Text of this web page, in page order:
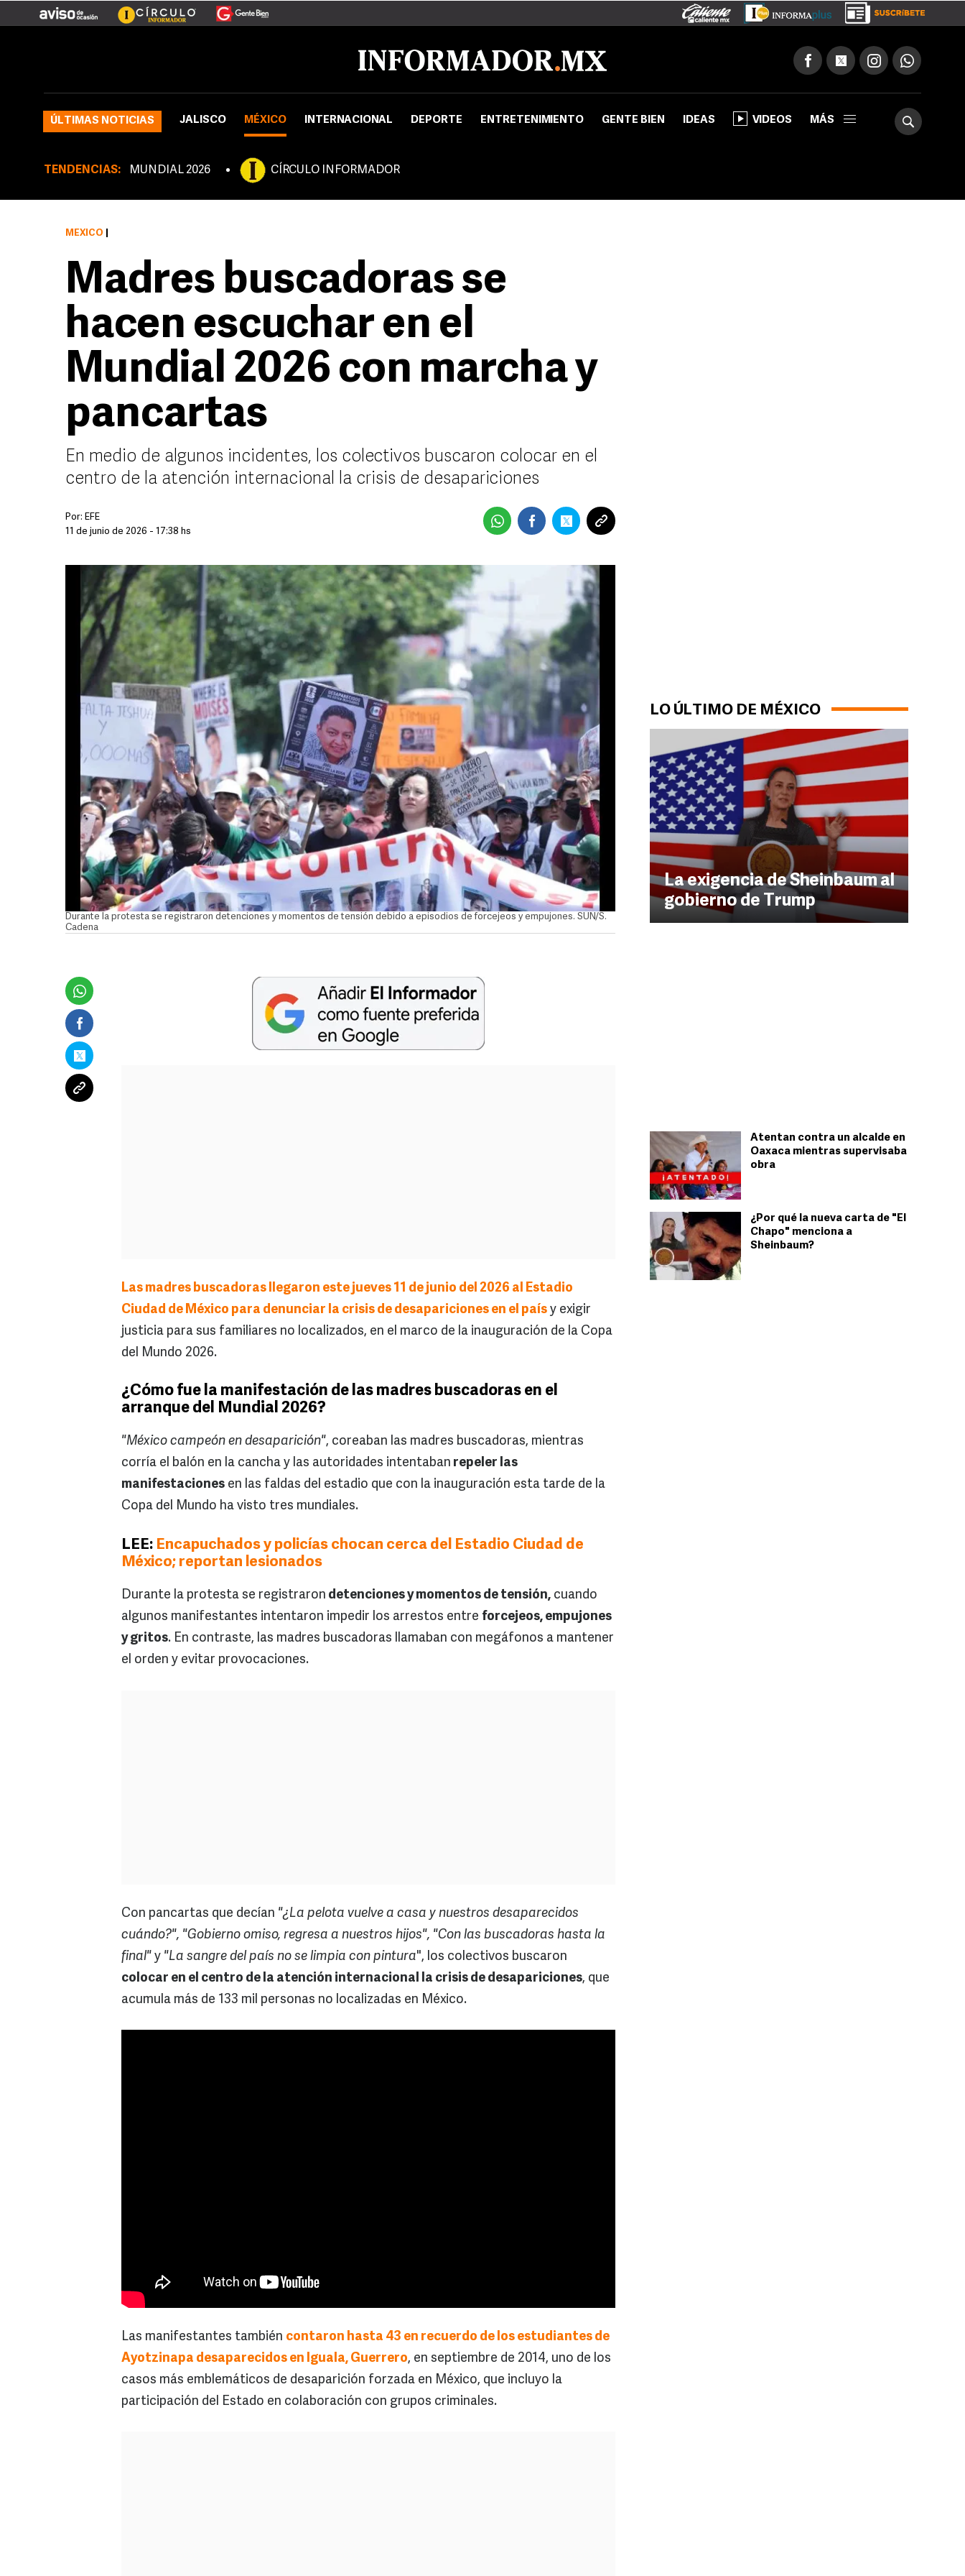
ÚLTIMAS NOTICIAS JALISCO MÉXICO INTERNACIONAL DEPORTE ENTRETENIMIENTO GENTE BIEN IDEAS VIDEOS MÁS
TENDENCIAS: MUNDIAL 2026 CÍRCULO INFORMADOR
LO ÚLTIMO DE MÉXICO
La exigencia de Sheinbaum al
gobierno de Trump
Atentan contra un alcalde en
Oaxaca mientras supervisaba
obra
¿Por qué la nueva carta de "El
Chapo" menciona a
Sheinbaum?
MÉXICO
Madres buscadoras se
hacen escuchar en el
Mundial 2026 con marcha y
pancartas
En medio de algunos incidentes, los colectivos buscaron colocar en el
centro de la atención internacional la crisis de desapariciones
Por: EFE
11 de junio de 2026 - 17:38 hs
Durante la protesta se registraron detenciones y momentos de tensión debido a episodios de forcejeos y empujones. SUN/S.
Cadena
Las madres buscadoras llegaron este jueves 11 de junio del 2026 al Estadio
Ciudad de México para denunciar la crisis de desapariciones en el país y exigir
justicia para sus familiares no localizados, en el marco de la inauguración de la Copa
del Mundo 2026.
¿Cómo fue la manifestación de las madres buscadoras en el
arranque del Mundial 2026?
"México campeón en desaparición", coreaban las madres buscadoras, mientras
corría el balón en la cancha y las autoridades intentaban repeler las
manifestaciones en las faldas del estadio que con la inauguración esta tarde de la
Copa del Mundo ha visto tres mundiales.
LEE: Encapuchados y policías chocan cerca del Estadio Ciudad de
México; reportan lesionados
Durante la protesta se registraron detenciones y momentos de tensión, cuando
algunos manifestantes intentaron impedir los arrestos entre forcejeos, empujones
y gritos. En contraste, las madres buscadoras llamaban con megáfonos a mantener
el orden y evitar provocaciones.
Con pancartas que decían "¿La pelota vuelve a casa y nuestros desaparecidos
cuándo?", "Gobierno omiso, regresa a nuestros hijos", "Con las buscadoras hasta la
final" y "La sangre del país no se limpia con pintura", los colectivos buscaron
colocar en el centro de la atención internacional la crisis de desapariciones, que
acumula más de 133 mil personas no localizadas en México.
Las manifestantes también contaron hasta 43 en recuerdo de los estudiantes de
Ayotzinapa desaparecidos en Iguala, Guerrero, en septiembre de 2014, uno de los
casos más emblemáticos de desaparición forzada en México, que incluyo la
participación del Estado en colaboración con grupos criminales.